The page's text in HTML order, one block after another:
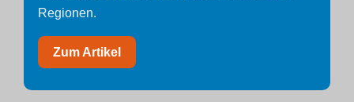
Regionen.
Zum Artikel